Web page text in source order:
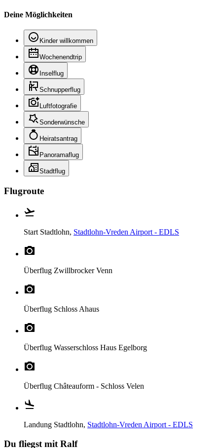
Deine Möglichkeiten
Kinder willkommen
Wochenendtrip
Inselflug
Schnupperflug
Luftfotografie
Sonderwünsche
Heiratsantrag
Panoramaflug
Stadtflug
Flugroute
Start Stadtlohn, Stadtlohn-Vreden Airport - EDLS
Überflug Zwillbrocker Venn
Überflug Schloss Ahaus
Überflug Wasserschloss Haus Egelborg
Überflug Châteauform - Schloss Velen
Landung Stadtlohn, Stadtlohn-Vreden Airport - EDLS
Du fliegst mit Ralf